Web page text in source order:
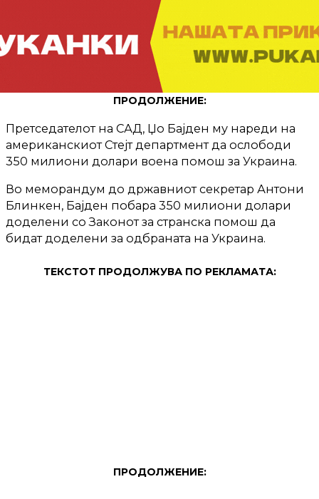
ПРОДОЛЖЕНИЕ:
Претседателот на САД, Џо Бајден му нареди на
американскиот Стејт департмент да ослободи
350 милиони долари воена помош за Украина.
Во меморандум до државниот секретар Антони
Блинкен, Бајден побара 350 милиони долари
доделени со Законот за странска помош да
бидат доделени за одбраната на Украина.
ТЕКСТОТ ПРОДОЛЖУВА ПО РЕКЛАМАТА:
ПРОДОЛЖЕНИЕ: